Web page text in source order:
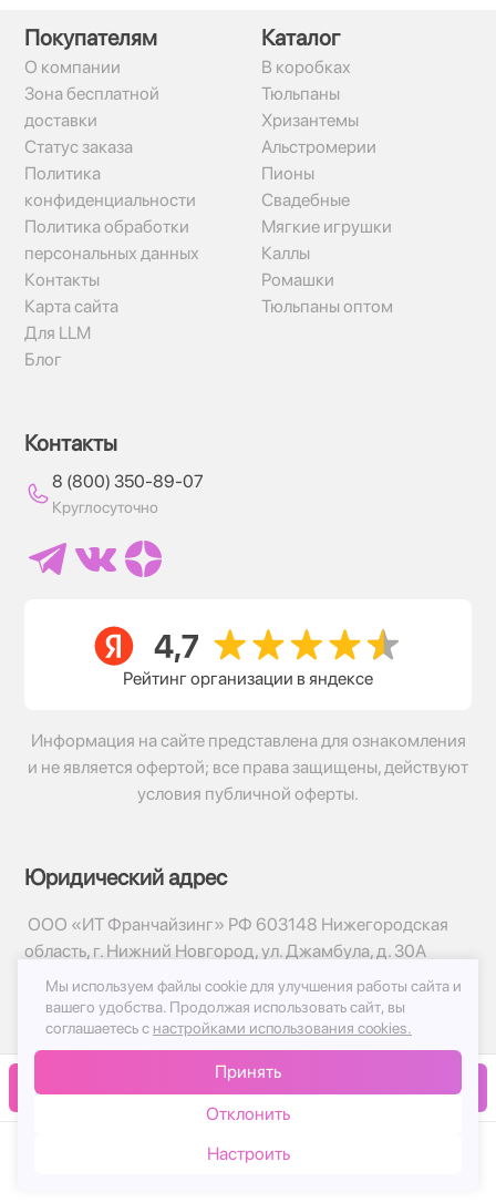
В корзину
Покупателям
О компании
Зона бесплатной
доставки
Статус заказа
Политика
конфиденциальности
Политика обработки
персональных данных
Контакты
Карта сайта
Для LLM
Блог
Каталог
В коробках
Тюльпаны
Хризантемы
Альстромерии
Пионы
Свадебные
Мягкие игрушки
Каллы
Ромашки
Тюльпаны оптом
Контакты
8 (800) 350-89-07
Круглосуточно
Рейтинг организации в яндексе
Информация на сайте представлена для ознакомления
и не является офертой; все права защищены, действуют
условия публичной оферты.
Юридический адрес
ООО «ИТ Франчайзинг» РФ 603148 Нижегородская
область, г. Нижний Новгород, ул. Джамбула, д. 30А
© 2017-2026г, База Цветов 24.ру
Политика конфиденциальности
Публичная оферта
Мы используем файлы cookie для улучшения работы сайта и
вашего удобства. Продолжая использовать сайт, вы
соглашаетесь с настройками использования cookies.
Принять
Отклонить
Настроить